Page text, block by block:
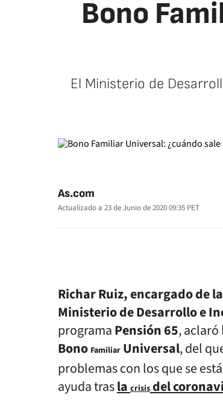
Bono
El Ministerio de
As.com
Actualizado a 23 de Junio de 2020 09:35 PET
Richar Ruiz, encargado de
Ministerio de Desarrollo e
programaPensión 65,
Bono Familiar Universal, del
problemas con los que se
ayuda trasla crisis del